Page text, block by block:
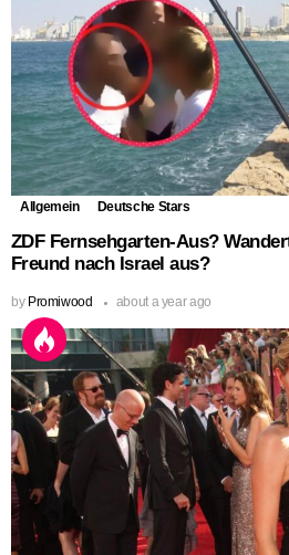
Allgemein Deutsche Stars
ZDF Fernsehgarten-Aus?
Freund nach Israel aus?
by Promiwood about a year ago